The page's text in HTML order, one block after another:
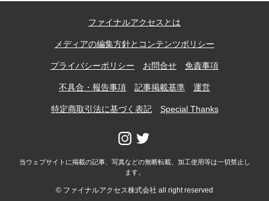
日本銀行 鳥居坂分館
根室市立珸瑶瑁小学校 閉校
釧路市立柏木小学校 閉校
Final Access Books
ファイナルアクセスとは
メディアの編集方針とコンテンツポリシー
プライバシーポリシー お問合せ 免責事項
不具合・報告事項 記事掲載基準 運営
特定商取引法に基づく表記 Special Thanks
当ウェブサイトに掲載の記事、写真などの無断転載、加工使用等は一切禁止し
ます。
© ファイナルアクセス株式会社 all right reserved